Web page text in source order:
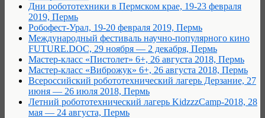
Дни робототехники в Пермском крае, 19-23 февраля
2019, Пермь
Робофест-Урал, 19-20 февраля 2019, Пермь
Международный фестиваль научно-популярного кино
FUTURE.DOC, 29 ноября — 2 декабря, Пермь
Мастер-класс «Пистолет» 6+, 26 августа 2018, Пермь
Мастер-класс «Виброжук» 6+, 26 августа 2018, Пермь
Всероссийский робототехнический лагерь Дерзание, 27
июня — 26 июля 2018, Пермь
Летний робототехнический лагерь KidzzzCamp-2018, 28
мая — 24 августа, Пермь